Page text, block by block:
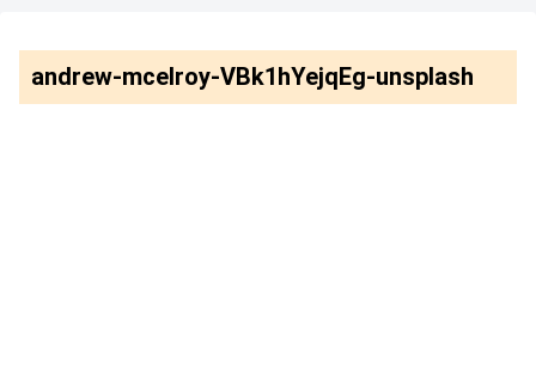
andrew-mcelroy-VBk1hYejqEg-unsplash